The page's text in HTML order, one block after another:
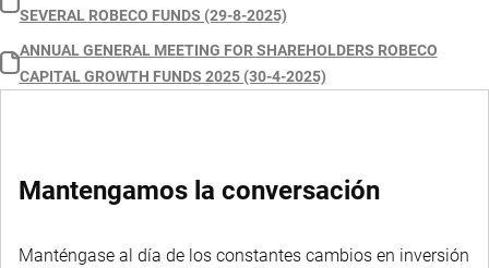
SEVERAL ROBECO FUNDS (29-8-2025)
ANNUAL GENERAL MEETING FOR SHAREHOLDERS ROBECO
CAPITAL GROWTH FUNDS 2025 (30-4-2025)
Mantengamos la conversación
Manténgase al día de los constantes cambios en inversión